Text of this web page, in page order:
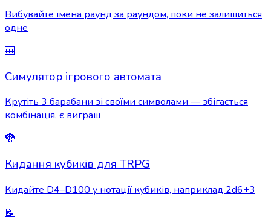
Вибувайте імена раунд за раундом, поки не залишиться
одне
🎰
Симулятор ігрового автомата
Крутіть 3 барабани зі своїми символами — збігається
комбінація, є виграш
🐉
Кидання кубиків для TRPG
Кидайте D4–D100 у нотації кубиків, наприклад 2d6+3
📝